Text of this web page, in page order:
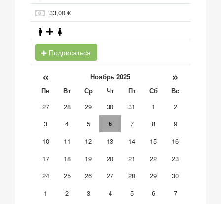
33,00 €
Подписаться
« Ноябрь 2025 »
Пн Вт Ср Чт Пт Сб
Вс
27
28 29 30 31 1
2
3
4 5 6 7 8
9
10
11 12 13 14 15
16
17
18 19 20 21 22
23
24
25 26 27 28 29
30
1
2 3 4 5 6 7